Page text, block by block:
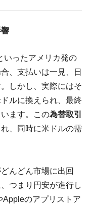
いったアメリカ発の
、支払いは一見、日
しかし、実際にはそ
ルに換えられ、最終
ます。この為替取引
、同時に米ドルの需
んどん市場に出回
つまり円安が進行し
Appleのアプリストア